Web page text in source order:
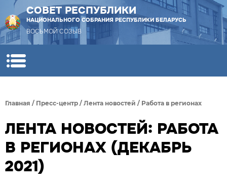
СОВЕТ РЕСПУБЛИКИ
НАЦИОНАЛЬНОГО СОБРАНИЯ РЕСПУБЛИКИ БЕЛАРУСЬ
ВОСЬМОЙ СОЗЫВ
Главная / Пресс-центр / Лента новостей / Работа в регионах
ЛЕНТА НОВОСТЕЙ: РАБОТА
В РЕГИОНАХ (ДЕКАБРЬ
2021)